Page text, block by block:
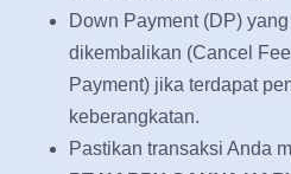
Down Payment (DP)
dikembalikan (Cancel
Payment) jika terdapat
keberangkatan.
Pastikan transaksi Anda